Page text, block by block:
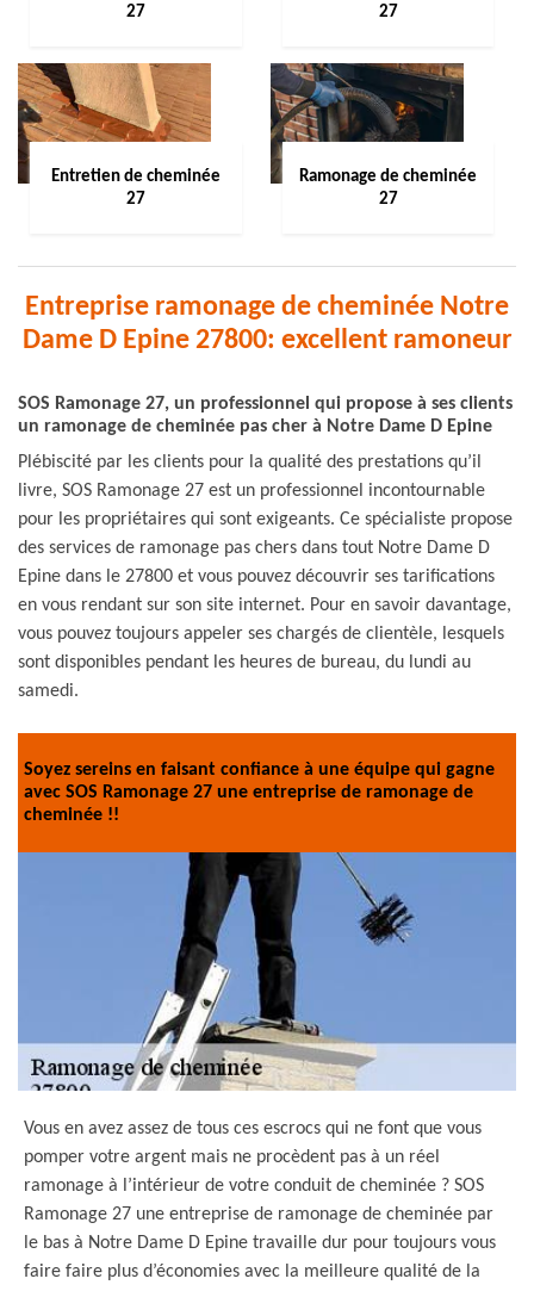
27
27
Entretien de cheminée
27
Ramonage de cheminée
27
Entreprise ramonage de cheminée Notre
Dame D Epine 27800: excellent ramoneur
SOS Ramonage 27, un professionnel qui propose à ses clients
un ramonage de cheminée pas cher à Notre Dame D Epine
Plébiscité par les clients pour la qualité des prestations qu’il
livre, SOS Ramonage 27 est un professionnel incontournable
pour les propriétaires qui sont exigeants. Ce spécialiste propose
des services de ramonage pas chers dans tout Notre Dame D
Epine dans le 27800 et vous pouvez découvrir ses tarifications
en vous rendant sur son site internet. Pour en savoir davantage,
vous pouvez toujours appeler ses chargés de clientèle, lesquels
sont disponibles pendant les heures de bureau, du lundi au
samedi.
Soyez sereins en faisant confiance à une équipe qui gagne
avec SOS Ramonage 27 une entreprise de ramonage de
cheminée !!
Vous en avez assez de tous ces escrocs qui ne font que vous
pomper votre argent mais ne procèdent pas à un réel
ramonage à l’intérieur de votre conduit de cheminée ? SOS
Ramonage 27 une entreprise de ramonage de cheminée par
le bas à Notre Dame D Epine travaille dur pour toujours vous
faire faire plus d’économies avec la meilleure qualité de la